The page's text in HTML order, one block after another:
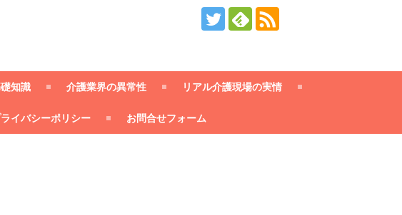
知識 介護業界の異常性 リアル介護現場の実情
イバシーポリシー お問合せフォーム